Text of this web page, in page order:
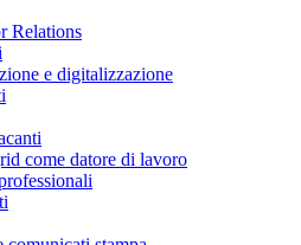
Relations
e digitalizzazione
come datore di lavoro